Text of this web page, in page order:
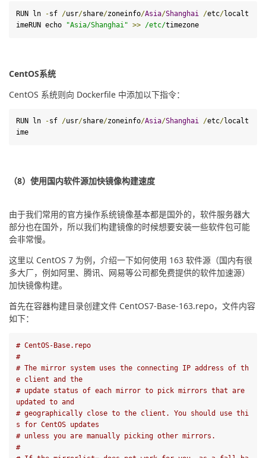
RUN ln -sf /usr/share/zoneinfo/Asia/Shanghai /etc/localt
imeRUN echo "Asia/Shanghai" >> /etc/timezone
CentOS系统
CentOS 系统则向 Dockerfile 中添加以下指令：
RUN ln -sf /usr/share/zoneinfo/Asia/Shanghai /etc/localt
ime
（8）使用国内软件源加快镜像构建速度
由于我们常用的官方操作系统镜像基本都是国外的，软件服务器大
部分也在国外，所以我们构建镜像的时候想要安装一些软件包可能
会非常慢。
这里以 CentOS 7 为例，介绍一下如何使用 163 软件源（国内有很
多大厂，例如阿里、腾讯、网易等公司都免费提供的软件加速源）
加快镜像构建。
首先在容器构建目录创建文件 CentOS7-Base-163.repo，文件内容
如下：
# CentOS-Base.repo
#
# The mirror system uses the connecting IP address of th
e client and the
# update status of each mirror to pick mirrors that are
updated to and
# geographically close to the client. You should use thi
s for CentOS updates
# unless you are manually picking other mirrors.
#